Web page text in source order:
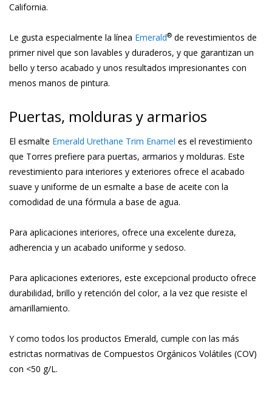
California.
Le gusta especialmente la línea Emerald® de revestimientos de
primer nivel que son lavables y duraderos, y que garantizan un
bello y terso acabado y unos resultados impresionantes con
menos manos de pintura.
Puertas, molduras y armarios
El esmalte Emerald Urethane Trim Enamel es el revestimiento
que Torres prefiere para puertas, armarios y molduras. Este
revestimiento para interiores y exteriores ofrece el acabado
suave y uniforme de un esmalte a base de aceite con la
comodidad de una fórmula a base de agua.
Para aplicaciones interiores, ofrece una excelente dureza,
adherencia y un acabado uniforme y sedoso.
Para aplicaciones exteriores, este excepcional producto ofrece
durabilidad, brillo y retención del color, a la vez que resiste el
amarillamiento.
Y como todos los productos Emerald, cumple con las más
estrictas normativas de Compuestos Orgánicos Volátiles (COV)
con <50 g/L.